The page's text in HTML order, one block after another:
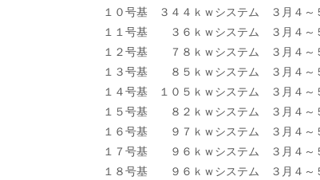
１０号基 ３４４ｋｗシステム ３月４～
１１号基 ３６ｋｗシステム ３月４～
１２号基 ７８ｋｗシステム ３月４～
１３号基 ８５ｋｗシステム ３月４～
１４号基 １０５ｋｗシステム ３月４～
１５号基 ８２ｋｗシステム ３月４～
１６号基 ９７ｋｗシステム ３月４～
１７号基 ９６ｋｗシステム ３月４
１８号基 ９６ｋｗシステム ３月４～